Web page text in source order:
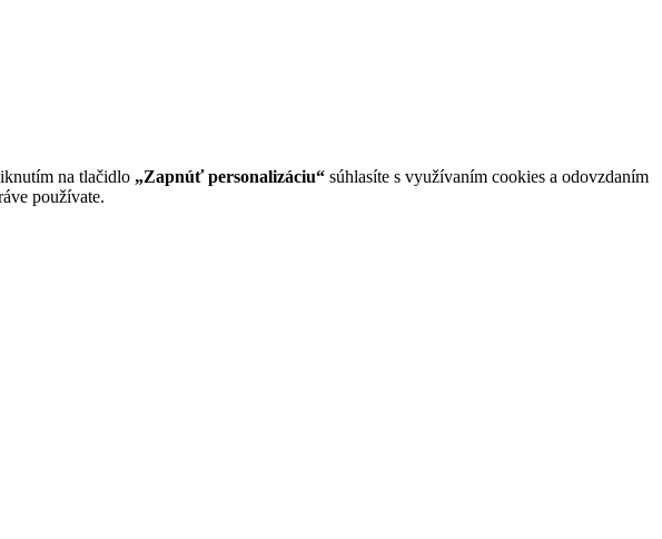
na tlačidlo „Zapnúť personalizáciu“ súhlasíte s využívaním cookies a odovzdaním
používate.